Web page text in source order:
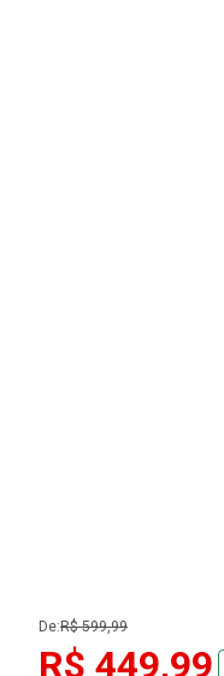
De:R$ 599,99
R$ 449,99